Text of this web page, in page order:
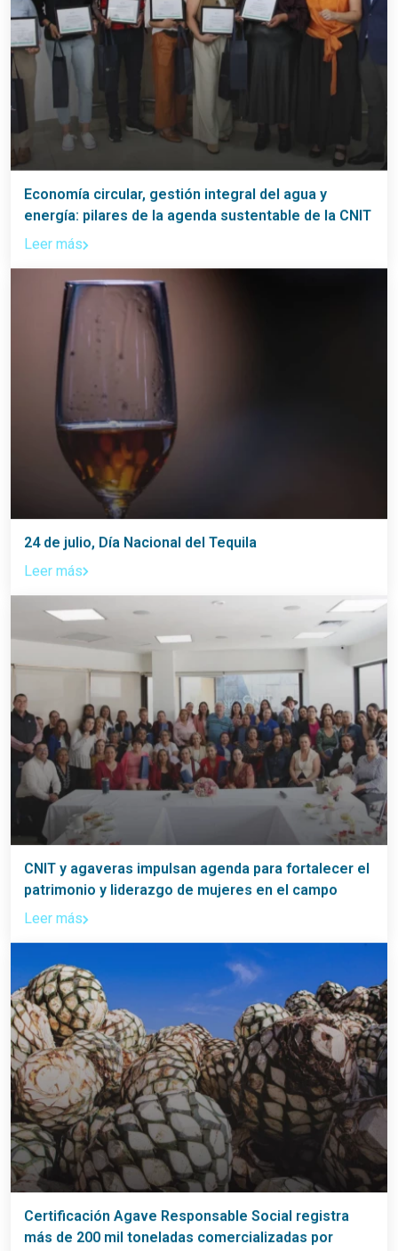
Economía circular, gestión integral del agua y
energía: pilares de la agenda sustentable de la CNIT
Leer más
24 de julio, Día Nacional del Tequila
Leer más
CNIT y agaveras impulsan agenda para fortalecer el
patrimonio y liderazgo de mujeres en el campo
Leer más
Certificación Agave Responsable Social registra
más de 200 mil toneladas comercializadas por